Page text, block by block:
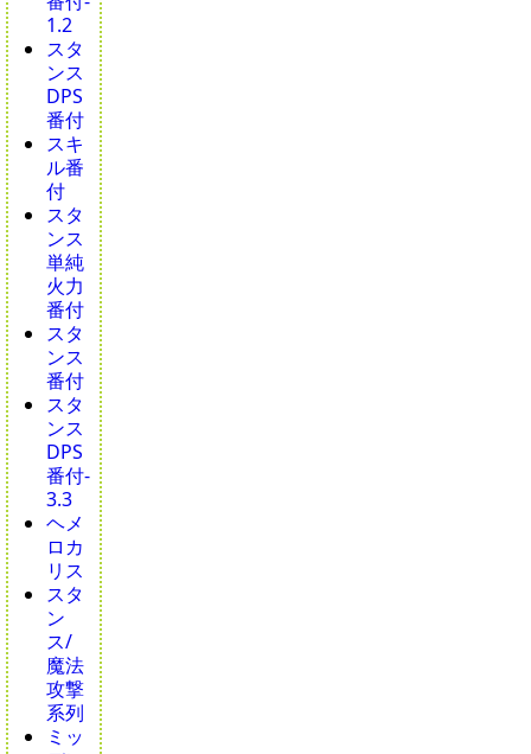
1.2
スタ
ンス
DPS
番付
スキ
ル番
付
スタ
ンス
単純
火力
番付
スタ
ンス
番付
スタ
ンス
DPS
番付-
3.3
ヘメ
ロカ
リス
スタ
ン
ス/
魔法
攻撃
系列
ミッ